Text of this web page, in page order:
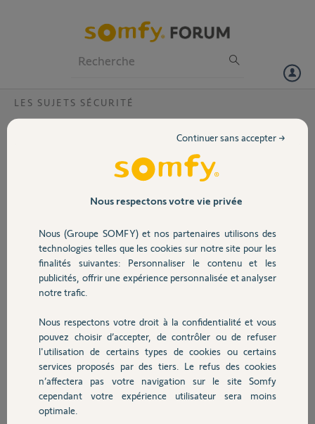
Volet
Sécurité
Domotique
Chauffage
Autres produits
LES SUJETS SÉCURITÉ
pertes identifiants alarmesomfy.net
Je n arrive plus a me connecter à ma centrale à distance. et qd je vais
sur le site alarmesomfy.net mon adresse mail n est pas reconnu et il
m est impossible de creer un compte car ma centrale n'est jamais
quelqu un peut il m aider ? j ai passe ma journee dessus
jonathan R.
il y a plus de 7 ans
Salut
laisse ici le n° de ta centrale et un Yellow va vérifier. Le n° commence par
5 ou 6 ! ( Il n'est pas possible de recréer un compte pour une même
Nous respectons votre vie privée
Nous (Groupe SOMFY) et nos partenaires utilisons des
technologies telles que les cookies sur notre site pour les
finalités suivantes: Personnaliser le contenu et les
publicités, offrir une expérience personnalisée et analyser
notre trafic.
Nous respectons votre droit à la confidentialité et vous
pouvez choisir d’accepter, de contrôler ou de refuser
l'utilisation de certains types de cookies ou certains
services proposés par des tiers. Le refus des cookies
n’affectera pas votre navigation sur le site Somfy
cependant votre expérience utilisateur sera moins
optimale.
Continuer sans accepter →